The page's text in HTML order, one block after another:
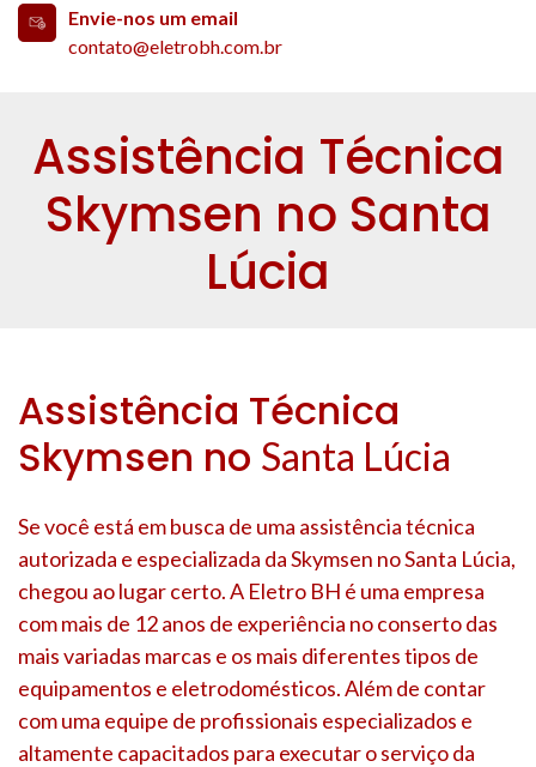
Envie-nos um email
contato@eletrobh.com.br
Assistência Técnica
Skymsen no Santa
Lúcia
Assistência Técnica
Skymsen no Santa Lúcia
Se você está em busca de uma assistência técnica
autorizada e especializada da Skymsen noSanta Lúcia,
chegou ao lugar certo. A Eletro BH é uma empresa
com mais de 12 anos de experiência no conserto das
mais variadas marcas e os mais diferentes tipos de
equipamentos e eletrodomésticos. Além de contar
com uma equipe de profissionais especializados e
altamente capacitados para executar o serviço da